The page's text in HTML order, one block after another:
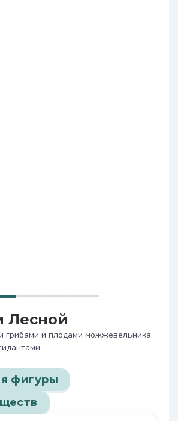
Лесной
грибами и плодами можжевельника,
фигуры